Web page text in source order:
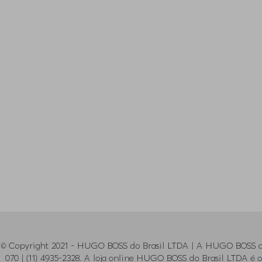
© Copyright 2021 - HUGO BOSS do Brasil LTDA | A HUGO
070 | (11) 4935-2328. A loja online HUGO BOSS do Brasil LTDA